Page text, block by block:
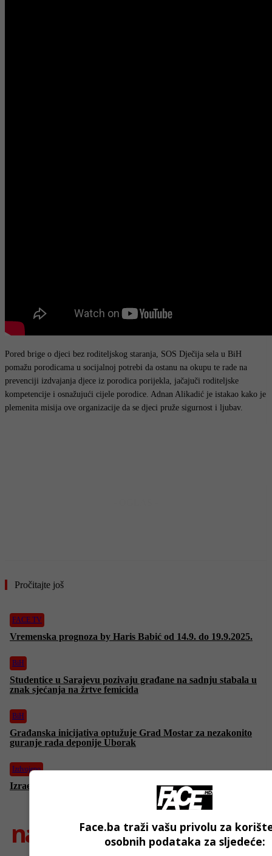
Pored brige o djeci bez roditeljskog staranja, SOS Dječija sela u BiH
pomažu porodicama u socijalnoj potrebi da ostanu na okupu te rade na
prevenciji izdvajanja djece iz porodica porijekla, jačajuči roditeljske
kompetencije i osnažujući cijele porodice. Adnan Alikadić je istakao kako je
plemenita misija ove organizacije da se djeci pruže sigurnost i ljubav.
Pročitajte još
FACE TV
Vremenska prognoza by Haris Babić od 14.9. do 19.9.2025.
BiH
Studentice u Sarajevu pozivaju građane na sadnju stabala u
znak sjećanja na žrtve femicida
BiH
Građanska inicijativa optužuje Grad Mostar za nezakonito
guranje rada deponije Uborak
Izdvojeno
Izraelska vojska bombardovala još jednu visoku zgradu u Gazi
najnovijeFace.ba traži vašu privolu za
osobnih podataka za sljedeće: